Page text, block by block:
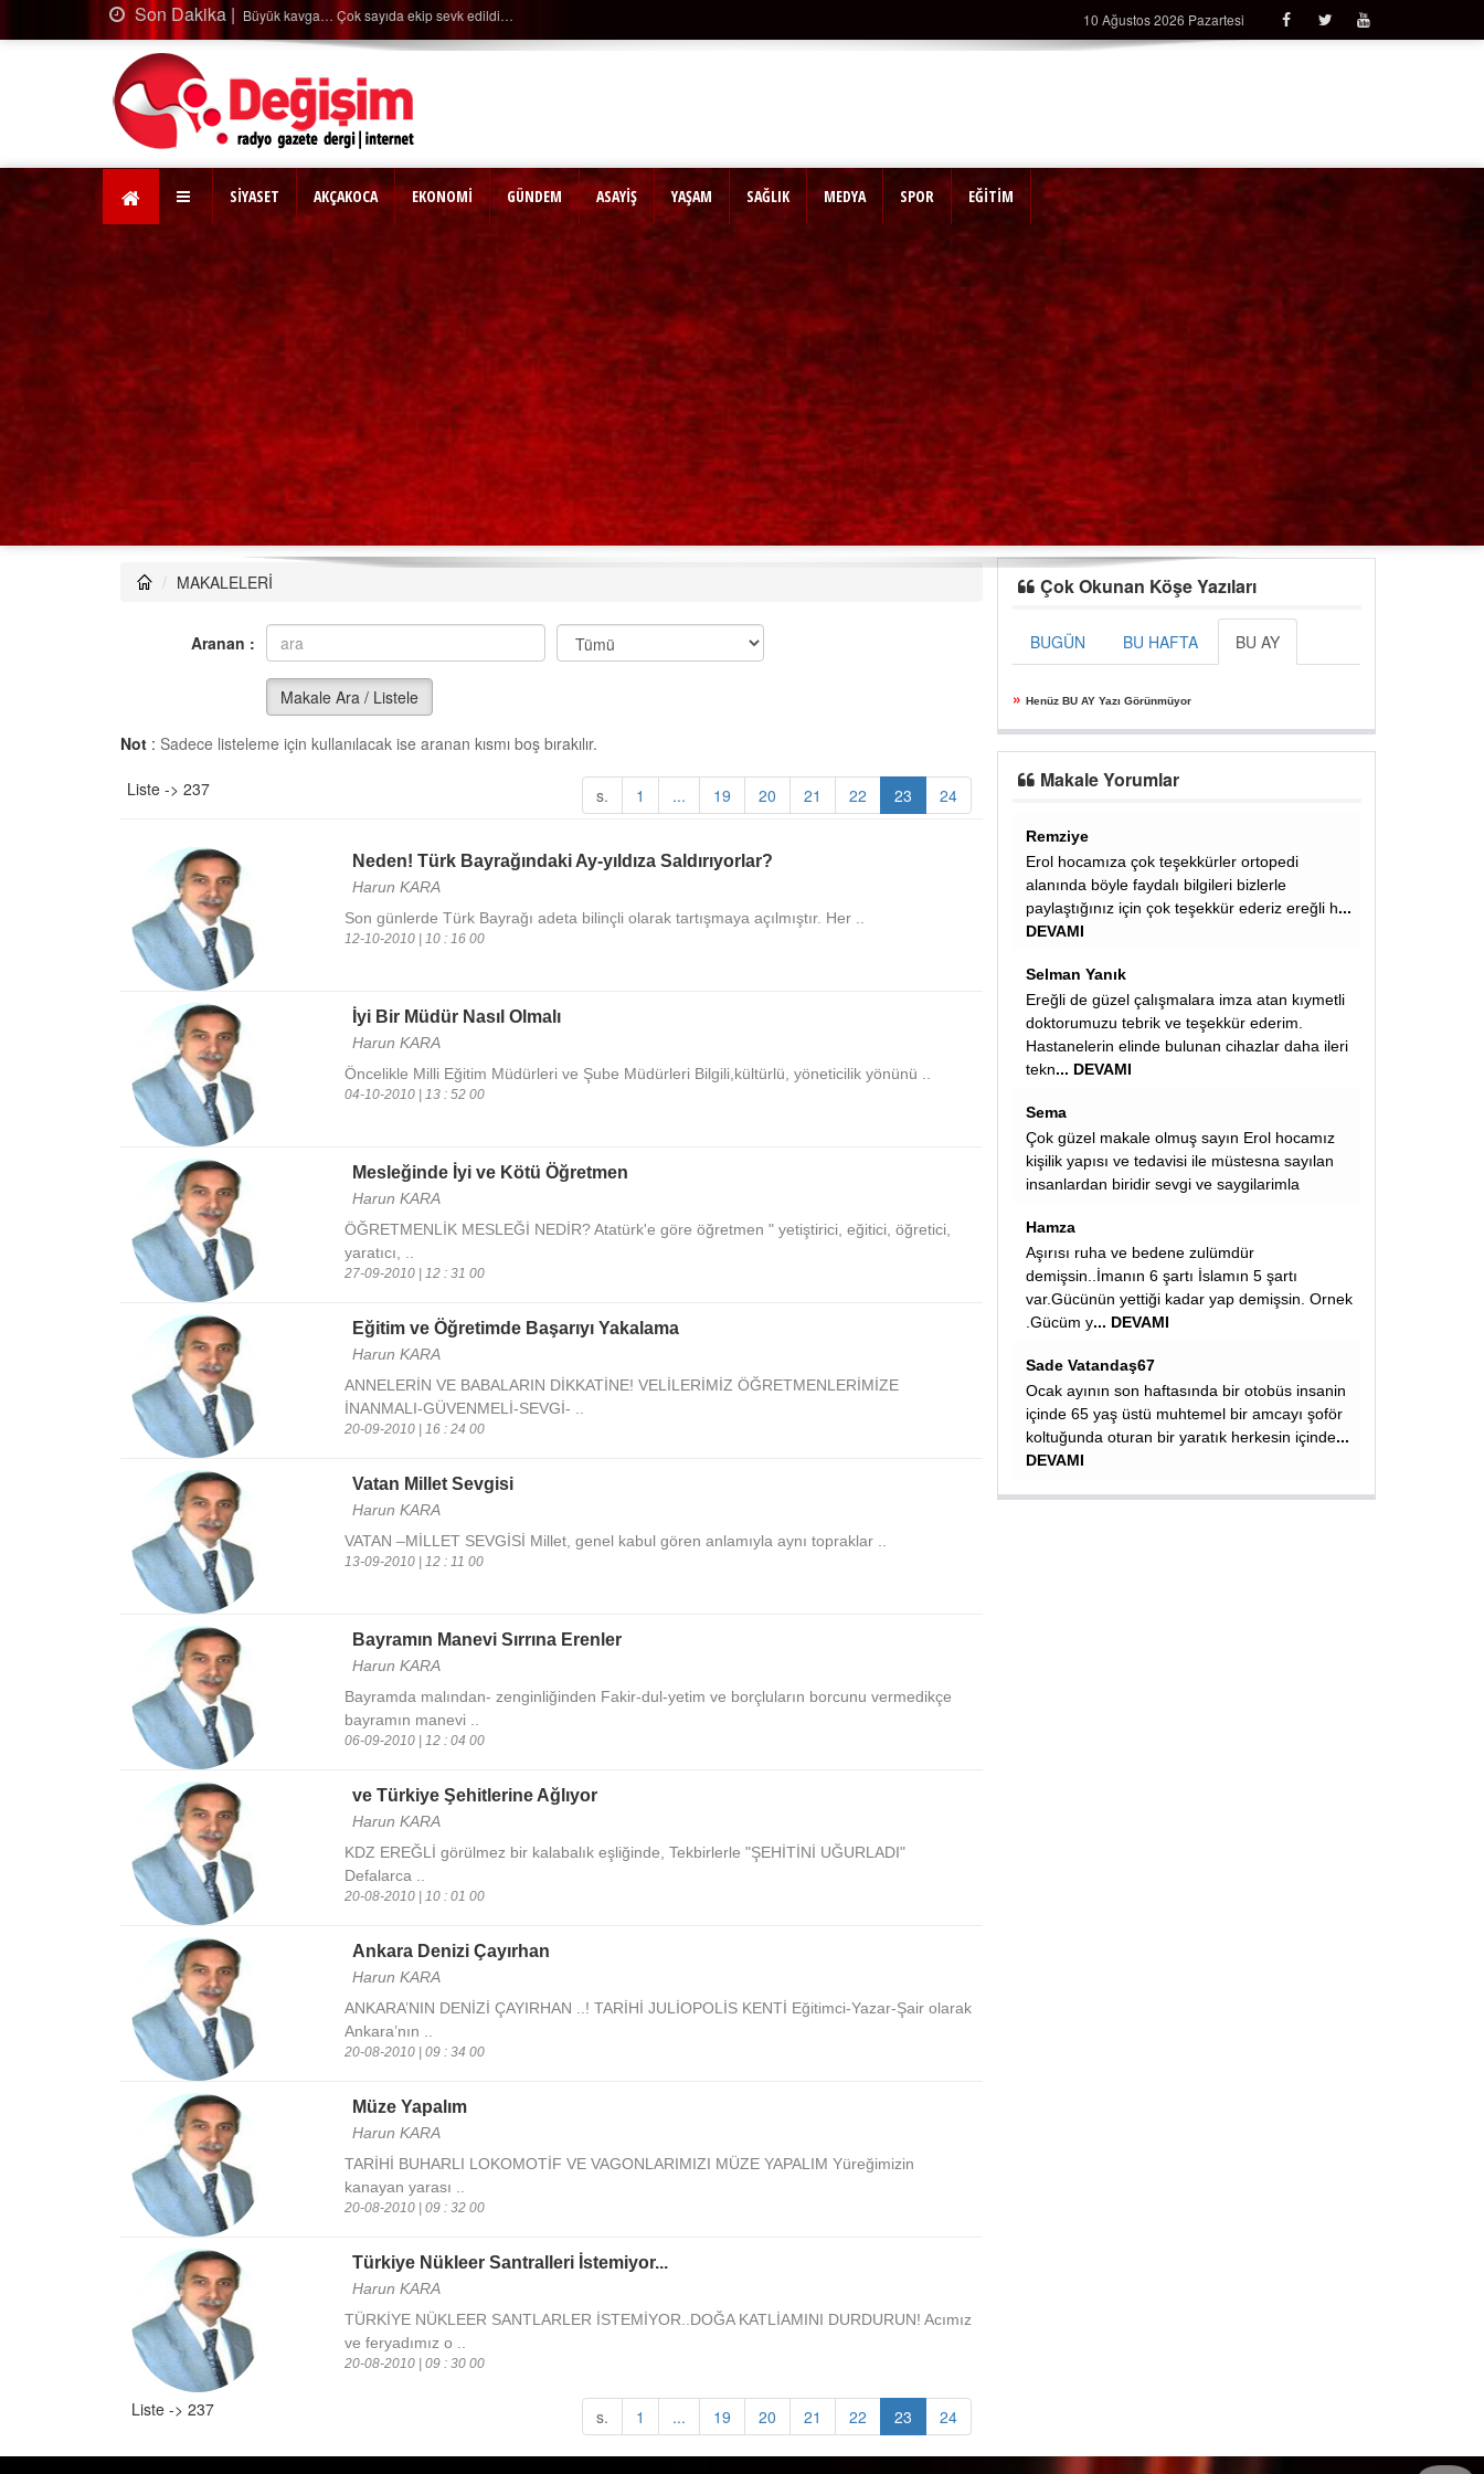
Büyük kavga… Çok sayıda ekip sevk edildi… 10 Ağustos 2026 Pazartesi
SİYASET AKÇAKOCA EKONOMİ GÜNDEM ASAYİŞ YAŞAM SAĞLIK MEDYA SPOR EĞİTİM
MAKALELERİ
Aranan :
Makale Ara / Listele
Not : Sadece listeleme için kullanılacak ise aranan kısmı boş bırakılır.
Liste -> 237 s. 1 ... 19 20 21 22 23 24
Neden! Türk Bayrağındaki Ay-yıldıza Saldırıyorlar?
Harun KARA
Son günlerde Türk Bayrağı adeta bilinçli olarak tartışmaya açılmıştır. Her ..
12-10-2010 | 10 : 16 00
İyi Bir Müdür Nasıl Olmalı
Harun KARA
Öncelikle Milli Eğitim Müdürleri ve Şube Müdürleri Bilgili,kültürlü, yöneticilik yönünü ..
04-10-2010 | 13 : 52 00
Mesleğinde İyi ve Kötü Öğretmen
Harun KARA
ÖĞRETMENLİK MESLEĞİ NEDİR? Atatürk'e göre öğretmen " yetiştirici, eğitici, öğretici,
yaratıcı, ..
27-09-2010 | 12 : 31 00
Eğitim ve Öğretimde Başarıyı Yakalama
Harun KARA
ANNELERİN VE BABALARIN DİKKATİNE! VELİLERİMİZ ÖĞRETMENLERİMİZE
İNANMALI-GÜVENMELİ-SEVGİ- ..
20-09-2010 | 16 : 24 00
Vatan Millet Sevgisi
Harun KARA
VATAN –MİLLET SEVGİSİ Millet, genel kabul gören anlamıyla aynı topraklar ..
13-09-2010 | 12 : 11 00
Bayramın Manevi Sırrına Erenler
Harun KARA
Bayramda malından- zenginliğinden Fakir-dul-yetim ve borçluların borcunu vermedikçe
bayramın manevi ..
06-09-2010 | 12 : 04 00
ve Türkiye Şehitlerine Ağlıyor
Harun KARA
KDZ EREĞLİ görülmez bir kalabalık eşliğinde, Tekbirlerle "ŞEHİTİNİ UĞURLADI"
Defalarca ..
20-08-2010 | 10 : 01 00
Ankara Denizi Çayırhan
Harun KARA
ANKARA’NIN DENİZİ ÇAYIRHAN ..! TARİHİ JULİOPOLİS KENTİ Eğitimci-Yazar-Şair olarak
Ankara’nın ..
20-08-2010 | 09 : 34 00
Müze Yapalım
Harun KARA
TARİHİ BUHARLI LOKOMOTİF VE VAGONLARIMIZI MÜZE YAPALIM Yüreğimizin
kanayan yarası ..
20-08-2010 | 09 : 32 00
Türkiye Nükleer Santralleri İstemiyor...
Harun KARA
TÜRKİYE NÜKLEER SANTLARLER İSTEMİYOR..DOĞA KATLİAMINI DURDURUN! Acımız
ve feryadımız o ..
20-08-2010 | 09 : 30 00
Liste -> 237 s. 1 ... 19 20 21 22 23 24
Çok Okunan Köşe Yazıları
BUGÜN BU HAFTA BU AY
» Henüz BU AY Yazı Görünmüyor
Makale Yorumlar
Erol hocamıza çok teşekkürler ortopedi
paylaştığınız için çok teşekkür ederiz ereğli h...
DEVAMI
Ereğli de güzel çalışmalara imza atan kıymetli
Hastanelerin elinde bulunan cihazlar daha ileri
tekn... DEVAMI
Çok güzel makale olmuş sayın Erol hocamız
kişilik yapısı ve tedavisi ile müstesna sayılan
Hamza
var.Gücünün yettiği kadar yap demişsin. Ornek
Ocak ayının son haftasında bir otobüs insanin
içinde 65 yaş üstü muhtemel bir amcayı şoför
koltuğunda oturan bir yaratık herkesin içinde...
Almanyada senede bir kac sefer
kelle,paca,iskembe vereyim diye israr eden
afgan bakkala her sefer dedigim gibi onlari
azmi alışkın
sevgili hüseyin: torpil meselesinde ak parti ve
kadroları çeşitli uygulamalarla torpil yapmayı
bırakmadığı sürece yapılan her kural eksikli
DEVAMI
Cemaatin hangi masajı aldığı önemli elbet.
Remziye
REMZİYE TURKOGLU
Çok çok faydalı bilgiler ortepedi doktorumuz
erol hocamıza çok teşekkürler malesef
besleniyorlar